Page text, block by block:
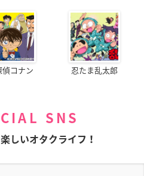
偵コナン 忍たま乱太郎
SNS
しいオタクライフ！